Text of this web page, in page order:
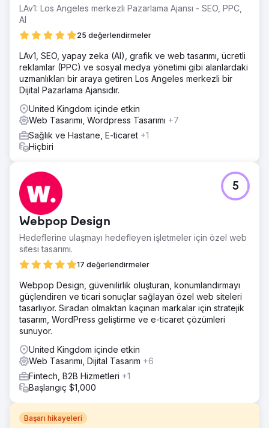
LAv1: Los Angeles merkezli Pazarlama Ajansı - SEO, PPC,
AI
25 değerlendirmeler
LAv1, SEO, yapay zeka (AI), grafik ve web tasarımı, ücretli
reklamlar (PPC) ve sosyal medya yönetimi gibi alanlardaki
uzmanlıkları bir araya getiren Los Angeles merkezli bir
Dijital Pazarlama Ajansıdır.
United Kingdom içinde etkin
Web Tasarımı, Wordpress Tasarımı +7
Sağlık ve Hastane, E-ticaret +1
Hiçbiri
Webpop Design
Hedeflerine ulaşmayı hedefleyen işletmeler için özel web
sitesi tasarımı.
17 değerlendirmeler
5
Webpop Design, güvenilirlik oluşturan, konumlandırmayı
güçlendiren ve ticari sonuçlar sağlayan özel web siteleri
tasarlıyor. Sıradan olmaktan kaçınan markalar için stratejik
tasarım, WordPress geliştirme ve e-ticaret çözümleri
sunuyor.
United Kingdom içinde etkin
Web Tasarımı, Dijital Tasarım +6
Fintech, B2B Hizmetleri +1
Başlangıç $1,000
Başarı hikayeleri